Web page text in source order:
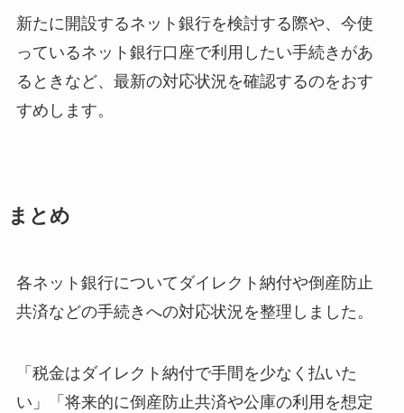
新たに開設するネット銀行を検討する際や、今使
っているネット銀行口座で利用したい手続きがあ
るときなど、最新の対応状況を確認するのをおす
すめします。
まとめ
各ネット銀行についてダイレクト納付や倒産防止
共済などの手続きへの対応状況を整理しました。
「税金はダイレクト納付で手間を少なく払いた
い」「将来的に倒産防止共済や公庫の利用を想定